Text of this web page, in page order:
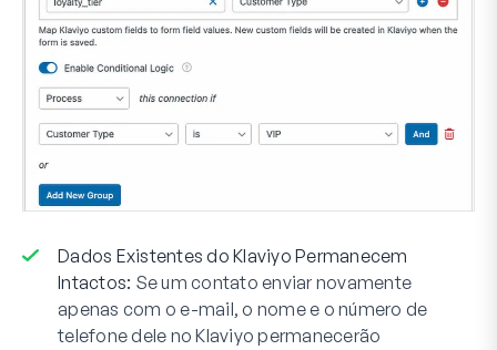
Dados Existentes do Klaviyo Permanecem
Intactos: Se um contato enviar novamente
apenas com o e-mail, o nome e o número de
telefone dele no Klaviyo permanecerão